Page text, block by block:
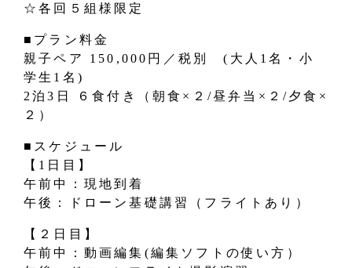
☆各回５組様限定
■プラン料金
親子ペア 150,000円／税別 (大人1名・小
学生1名)
2泊3日 ６食付き（朝食×２/昼弁当×２/夕食×
２）
■スケジュール
【1日目】
午前中：現地到着
午後：ドローン基礎講習（フライトあり）
【２日目】
午前中：動画編集(編集ソフトの使い方）